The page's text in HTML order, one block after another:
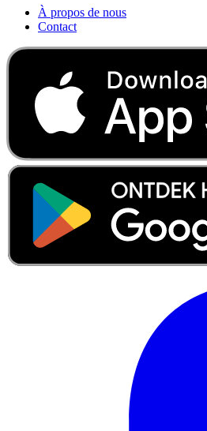
À propos de nous
Contact